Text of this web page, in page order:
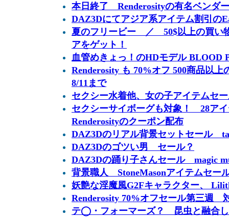
本日終了 Renderosityの有名ベンダ
DAZ3Dにてアジア系アイテム割引の
夏のフリービー ／ 50$以上の買い物
アをゲット！
血管めきょっ！のHDモデル BLOOD
Renderosity も 70%オフ 500商品以上
8/11まで
セクシー水着他、女の子アイテムセ
セクシーサイボーグも対象！ 28ア
Renderosityのクーポン配布
DAZ3Dのリアル背景セットセール
DAZ3Dのゴツい男 セール？
DAZ3Dの踊り子さんセール magic
背景職人 StoneMasonアイテムセー
妖艶な淫魔風G2Fキャラクター、
Renderosity 70%オフセール第三週
テ◯・フォーマーズ？ 昆虫と融合し